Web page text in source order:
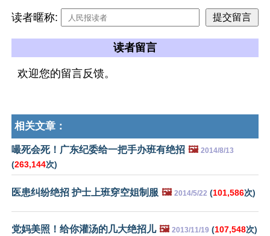
读者暱称:
读者留言
欢迎您的留言反馈。
相关文章：
嘬死会死！广东纪委给一把手办班有绝招 🖼️ 2014/8/13
(263,144次)
医患纠纷绝招 护士上班穿空姐制服 🖼️ 2014/5/22 (101,586次)
党妈美照！给你灌汤的几大绝招儿 🖼️ 2013/11/19 (107,548次)